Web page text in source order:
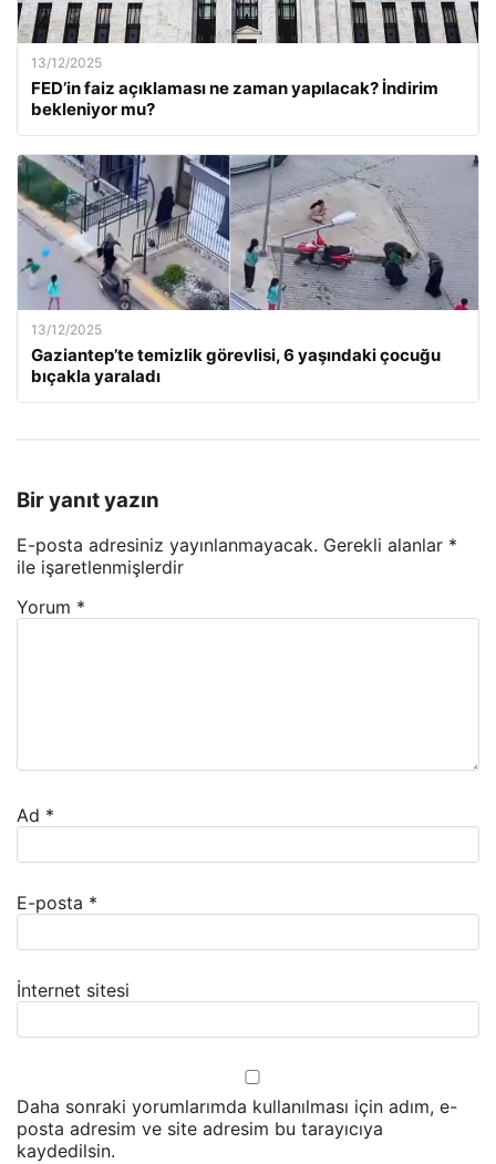
13/12/2025
FED’in faiz açıklaması ne zaman yapılacak? İndirim
bekleniyor mu?
13/12/2025
Gaziantep’te temizlik görevlisi, 6 yaşındaki çocuğu
bıçakla yaraladı
Bir yanıt yazın
E-posta adresiniz yayınlanmayacak. Gerekli alanlar *
ile işaretlenmişlerdir
Yorum *
Ad *
E-posta *
İnternet sitesi
Daha sonraki yorumlarımda kullanılması için adım, e-
posta adresim ve site adresim bu tarayıcıya
kaydedilsin.